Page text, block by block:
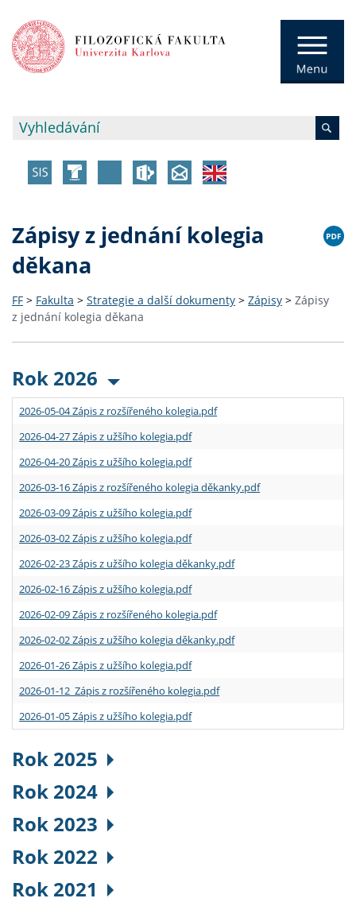
Zápisy z jednání kolegia
děkana
FF > Fakulta > Strategie a další dokumenty > Zápisy > Zápisy
z jednání kolegia děkana
Rok 2026
2026-05-04 Zápis z rozšířeného kolegia.pdf
2026-04-27 Zápis z užšího kolegia.pdf
2026-04-20 Zápis z užšího kolegia.pdf
2026-03-16 Zápis z rozšířeného kolegia děkanky.pdf
2026-03-09 Zápis z užšího kolegia.pdf
2026-03-02 Zápis z užšího kolegia.pdf
2026-02-23 Zápis z užšího kolegia děkanky.pdf
2026-02-16 Zápis z užšího kolegia.pdf
2026-02-09 Zápis z rozšířeného kolegia.pdf
2026-02-02 Zápis z užšího kolegia děkanky.pdf
2026-01-26 Zápis z užšího kolegia.pdf
2026-01-12 Zápis z rozšířeného kolegia.pdf
2026-01-05 Zápis z užšího kolegia.pdf
Rok 2025
Rok 2024
Rok 2023
Rok 2022
Rok 2021